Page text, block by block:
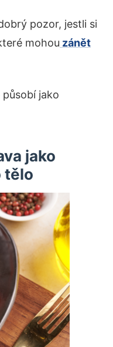
pozor, jestli si
mohou zánět
jako
jako
tělo